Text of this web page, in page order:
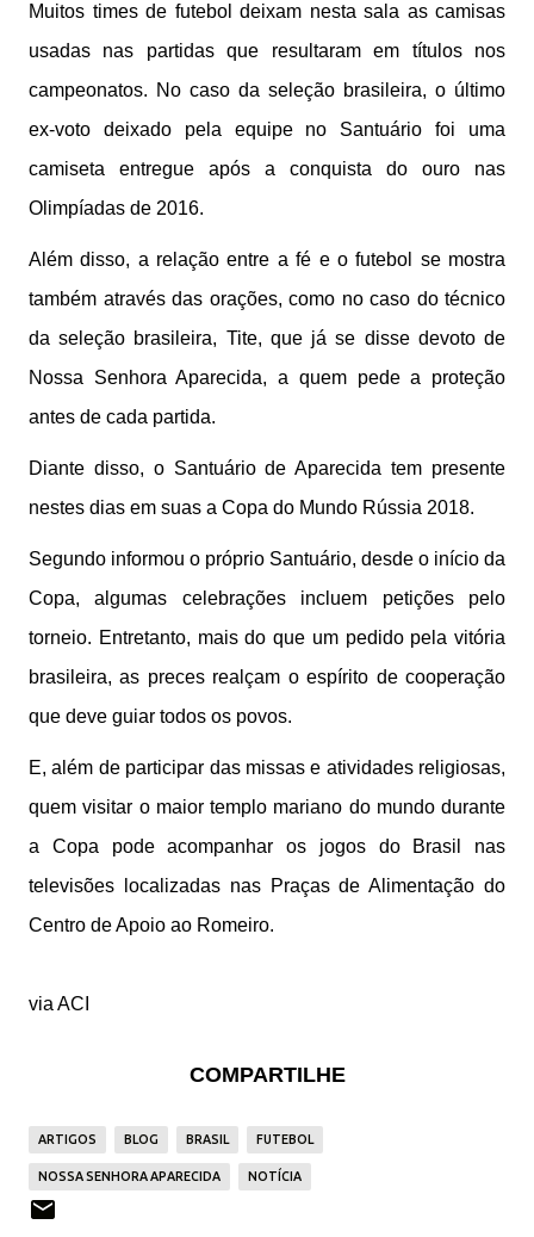
Muitos times de futebol deixam nesta sala as camisas
usadas nas partidas que resultaram em títulos nos
campeonatos. No caso da seleção brasileira, o último
ex-voto deixado pela equipe no Santuário foi uma
camiseta entregue após a conquista do ouro nas
Olimpíadas de 2016.
Além disso, a relação entre a fé e o futebol se mostra
também através das orações, como no caso do técnico
da seleção brasileira, Tite, que já se disse devoto de
Nossa Senhora Aparecida, a quem pede a proteção
antes de cada partida.
Diante disso, o Santuário de Aparecida tem presente
nestes dias em suas a Copa do Mundo Rússia 2018.
Segundo informou o próprio Santuário, desde o início da
Copa, algumas celebrações incluem petições pelo
torneio. Entretanto, mais do que um pedido pela vitória
brasileira, as preces realçam o espírito de cooperação
que deve guiar todos os povos.
E, além de participar das missas e atividades religiosas,
quem visitar o maior templo mariano do mundo durante
a Copa pode acompanhar os jogos do Brasil nas
televisões localizadas nas Praças de Alimentação do
Centro de Apoio ao Romeiro.
via ACI
COMPARTILHE
ARTIGOS BLOG BRASIL FUTEBOL
NOSSA SENHORA APARECIDA NOTÍCIA